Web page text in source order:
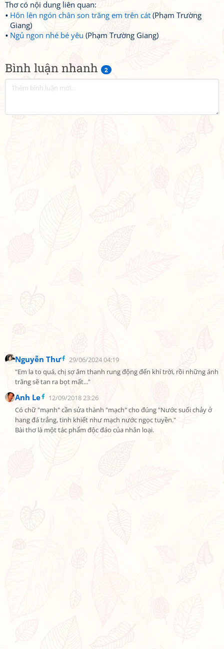
Bình luận nhanh 2
Nguyễn Thư
29/06/2024 04:19
"Em la to quá, chị sợ âm thanh rung động đến khí trời, rồi những ánh
trăng sẽ tan ra bọt mất..."
Anh Le
12/09/2018 23:26
Có chữ "mạnh" cần sửa thành "mạch" cho đúng "Nước suối chảy ở
hang đá trắng, tinh khiết như mạch nước ngọc tuyền."
Bài thơ là một tác phẩm độc đáo của nhân loại.
Thơ có nội dung liên quan:
Hôn lên ngón chân son trăng em trên cát (Phạm Trường
Giang)
Ngủ ngon nhé bé yêu (Phạm Trường Giang)